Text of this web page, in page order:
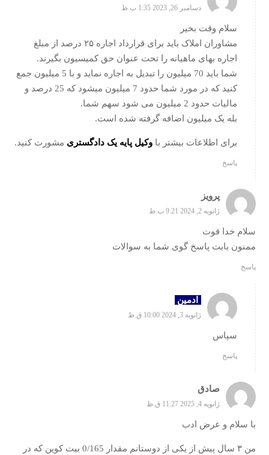
دسامبر 26, 2023 1:35 ب.ظ
سلام وقت بخیر
مشاوران املاک باید برای قرارداد اجاره ۲۵ درصد از مبلغ
اجاره بهای ماهیانه را تحت عنوان حق کمیسیون بگیرند.
شما باید 70 میلیون را تبدیل به اجاره نماید و با 5 میلیون جمع
کنید که در مورد شما حدود 7 میلیون میشود که 25 درصد و
مالیات حدود 2 میلیون می شود سهم شما.
بله یک میلیون اضافه گرفته شده است.
برای اطلاعات بیشتر باوکیل پایه یک دادگستری مشورت کنید.
پاسخ
پرویز
ژانویه 2, 2024 9:21 ب.ظ
سلام خدا قوت
ممنون بابت پاسخ گوی شما به سوالات
پاسخ
ادمین
ژانویه 3, 2024 10:00 ق.ظ
سپاس
پاسخ
صادق
ژانویه 4, 2025 11:27 ق.ظ
با سلام و عرض ادب
من ۳ سال پیش از یکی از دوستانم مقدار 0/165 بیت کوین که در